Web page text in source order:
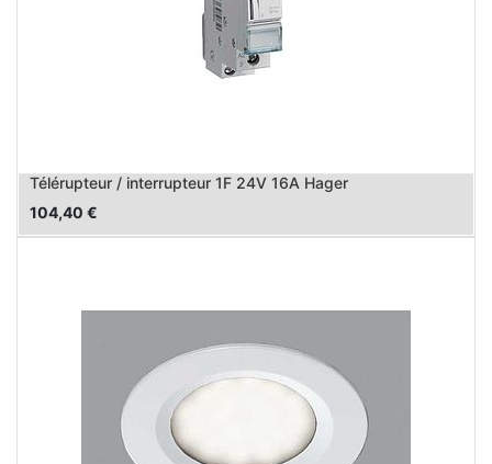
Télérupteur / interrupteur 1F 24V 16A Hager
104,40 €